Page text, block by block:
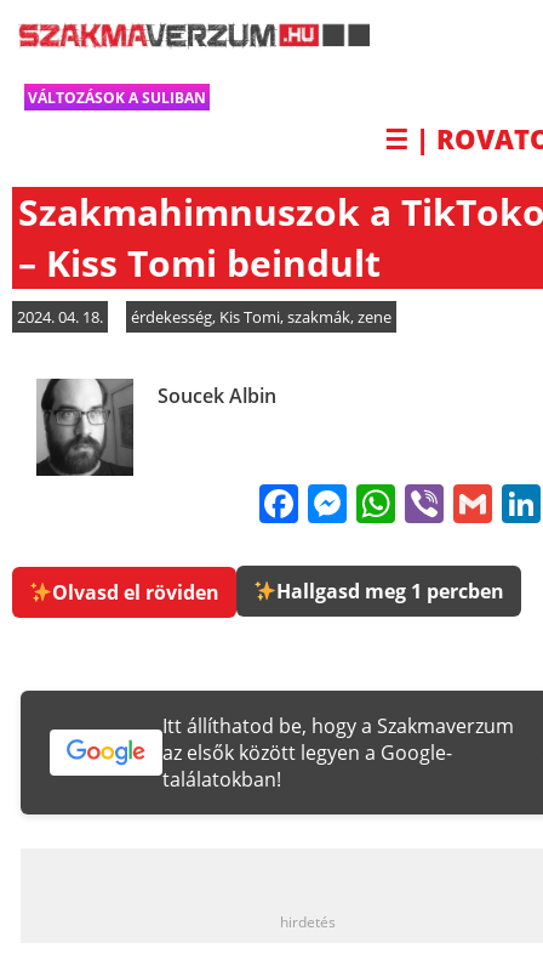
VÁLTOZÁSOK A SULIBAN
☰ |
Szakmahimnuszok a
– Kiss Tomi beindult
2024. 04. 18. érdekesség, Kis Tomi,szakmák,zene
Soucek Albin
FacebookViber
Olvasd el röviden Hallgasd meg 1 percben
Itt állíthatod be, hogy a Szakmaverzum
az elsők között legyen a Google-
találatokban!
hirdetés